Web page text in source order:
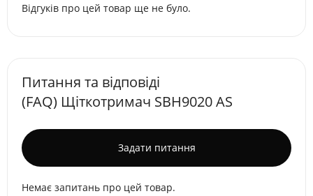
Відгуків про цей товар ще не було.
Питання та відповіді
(FAQ) Щіткотримач SBH9020 AS
Задати питання
Немає запитань про цей товар.